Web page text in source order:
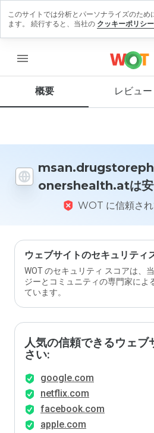
menu
概要 レビュー
onershealth.atは安
WOT に信頼さ
ウェブサイトのセキュリティ
WOT のセキュリティ スコアは、
ジーとコミュニティの専門家によ
ています。
人気の信頼できるウェブ
さい:
google.com
netflix.com
facebook.com
apple.com
ウェ
を1
間
で、
ます
か？
このサイトでは分析とパーソナライズのため
ます。 続行すると、当社の クッキーポリシー